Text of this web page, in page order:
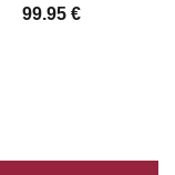
99.95 €